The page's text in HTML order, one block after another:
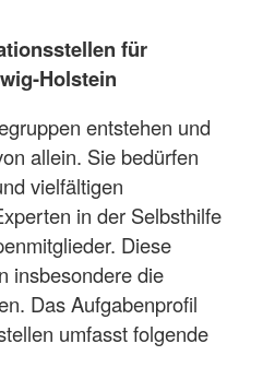
für
Holstein
entstehen und
allein. Sie bedürfen
vielfältigen
in der Selbsthilfe
Diese
insbesondere die
Das Aufgabenprofil
umfasst folgende